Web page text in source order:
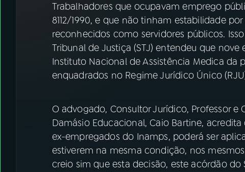
Trabalhadores que ocupavam emprego
8112/1990, e que não tinham estabilidade
reconhecidos como servidores públicos.
Tribunal de Justiça (STJ) entendeu que
Instituto Nacional de Assistência Medica da
enquadrados no Regime Jurídico Único
O advogado, Consultor Jurídico, Professor
Damásio Educacional, Caio Bartine,
ex-empregados do Inamps, poderá ser
estiverem na mesma condição, nos
creio sim que esta decisão, este acórdão